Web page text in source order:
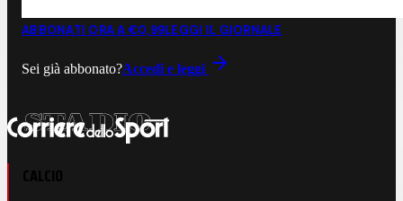
ABBONATI ORA A €0,99LEGGI IL GIORNALE
Sei già abbonato?Accedi e leggi